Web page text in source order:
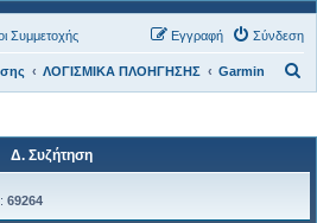
Συμμετοχής Σύνδεση
Εγγραφή
ΛΟΓΙΣΜΙΚΑ ΠΛΟΗΓΗΣΗΣ Garmin
Δ. Συζήτηση
69264